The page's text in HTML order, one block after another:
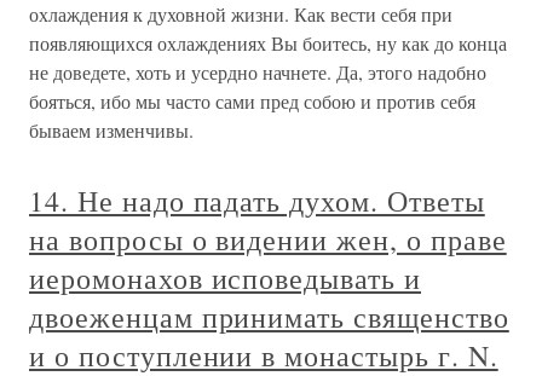
охлаждения к духовной жизни. Как вести себя при
появляющихся охлаждениях Вы боитесь, ну как до конца
не доведете, хоть и усердно начнете. Да, этого надобно
бояться, ибо мы часто сами пред собою и против себя
бываем изменчивы.
14. Не надо падать духом. Ответы
на вопросы о видении жен, о праве
иеромонахов исповедывать и
двоеженцам принимать священство
и о поступлении в монастырь г. N.